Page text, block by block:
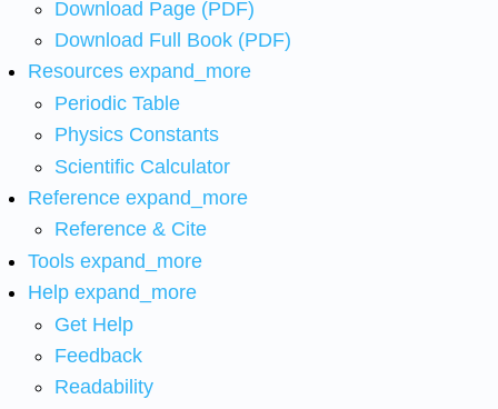
Download Page (PDF)
Download Full Book (PDF)
Resources expand_more
Periodic Table
Physics Constants
Scientific Calculator
Reference expand_more
Reference & Cite
Tools expand_more
Help expand_more
Get Help
Feedback
Readability